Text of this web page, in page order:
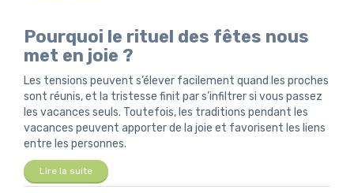
Pourquoi le rituel des fêtes nous
met en joie ?
Les tensions peuvent s’élever facilement quand les proches
sont réunis, et la tristesse finit par s’infiltrer si vous passez
les vacances seuls. Toutefois, les traditions pendant les
vacances peuvent apporter de la joie et favorisent les liens
entre les personnes.
Lire la suite